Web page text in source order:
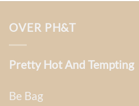
OVER PH&T
Pretty Hot And Tempting
Be Bag